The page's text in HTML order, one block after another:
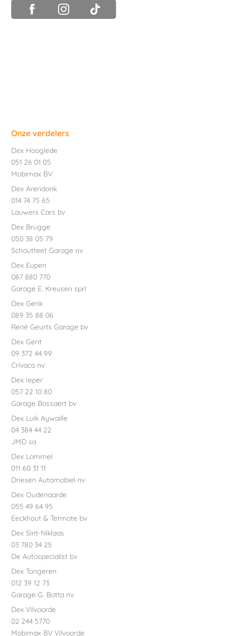
Onze verdelers
Dex Hooglede
051 26 01 05
Mobimax BV
Dex Arendonk
014 74 75 65
Lauwers Cars bv
Dex Brugge
050 38 05 79
Schoutteet Garage nv
Dex Eupen
087 880 770
Garage E. Kreusen sprl
Dex Genk
089 35 88 06
René Geurts Garage bv
Dex Gent
09 372 44 99
Crivaco nv
Dex Ieper
057 22 10 80
Garage Bossaert bv
Dex Luik Aywaille
04 384 44 22
JMD sa
Dex Lommel
011 60 31 11
Driesen Automobiel nv
Dex Oudenaarde
055 49 64 95
Eeckhout & Termote bv
Dex Sint-Niklaas
03 780 34 25
De Autospecialist bv
Dex Tongeren
012 39 12 73
Garage G. Botta nv
Dex Vilvoorde
02 244 5770
Mobimax BV Vilvoorde